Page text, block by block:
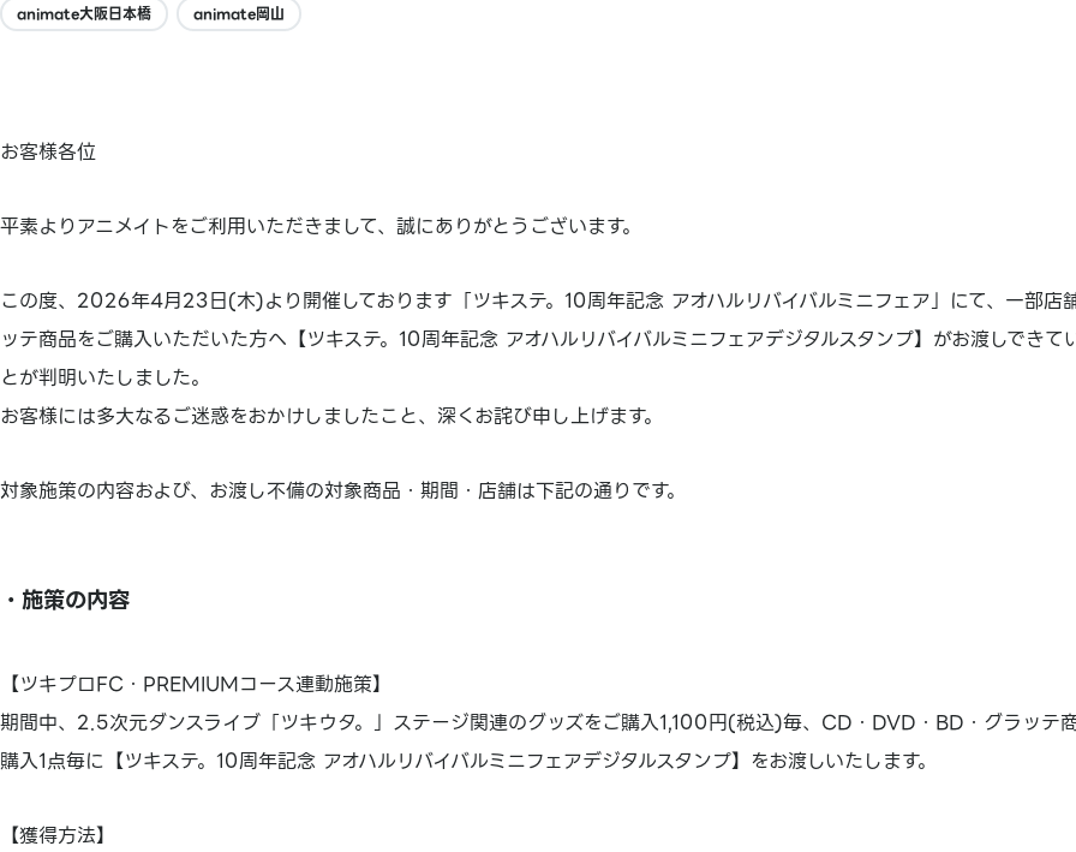
animate大阪日本橋
animate岡山
お客様各位
平素よりアニメイトをご利用いただきまして、誠にありがとうございます。
この度、2026年4月23日(木)より開催しております「ツキステ。10周年記念 アオハルリバイバルミニフェア」にて、一部店
ッテ商品をご購入いただいた方へ【ツキステ。10周年記念 アオハルリバイバルミニフェアデジタルスタンプ】がお渡しできて
とが判明いたしました。
お客様には多大なるご迷惑をおかけしましたこと、深くお詫び申し上げます。
対象施策の内容および、お渡し不備の対象商品・期間・店舗は下記の通りです。
・施策の内容
【ツキプロFC・PREMIUMコース連動施策】
期間中、2.5次元ダンスライブ「ツキウタ。」ステージ関連のグッズをご購入1,100円(税込)毎、CD・DVD・BD・グラッテ
購入1点毎に【ツキステ。10周年記念 アオハルリバイバルミニフェアデジタルスタンプ】をお渡しいたします。
【獲得方法】